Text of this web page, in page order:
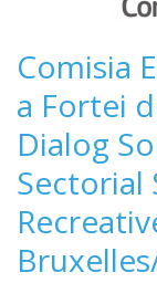
Comisia
a Fortei
Dialog